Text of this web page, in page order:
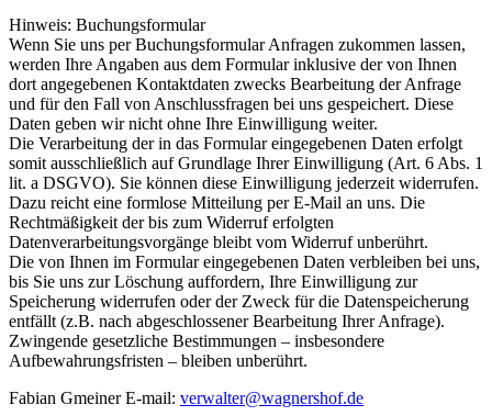
Hinweis: Buchungsformular
Wenn Sie uns per Buchungsformular Anfragen zukommen lassen,
werden Ihre Angaben aus dem Formular inklusive der von Ihnen
dort angegebenen Kontaktdaten zwecks Bearbeitung der Anfrage
und für den Fall von Anschlussfragen bei uns gespeichert. Diese
Daten geben wir nicht ohne Ihre Einwilligung weiter.
Die Verarbeitung der in das Formular eingegebenen Daten erfolgt
somit ausschließlich auf Grundlage Ihrer Einwilligung (Art. 6 Abs. 1
lit. a DSGVO). Sie können diese Einwilligung jederzeit widerrufen.
Dazu reicht eine formlose Mitteilung per E-Mail an uns. Die
Rechtmäßigkeit der bis zum Widerruf erfolgten
Datenverarbeitungsvorgänge bleibt vom Widerruf unberührt.
Die von Ihnen im Formular eingegebenen Daten verbleiben bei uns,
bis Sie uns zur Löschung auffordern, Ihre Einwilligung zur
Speicherung widerrufen oder der Zweck für die Datenspeicherung
entfällt (z.B. nach abgeschlossener Bearbeitung Ihrer Anfrage).
Zwingende gesetzliche Bestimmungen – insbesondere
Aufbewahrungsfristen – bleiben unberührt.
Fabian Gmeiner E-mail: verwalter@wagnershof.de